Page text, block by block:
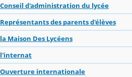
Conseil d'administration du lycée
Représentants des parents d'élèves
la Maison Des Lycéens
l'internat
Ouverture internationale